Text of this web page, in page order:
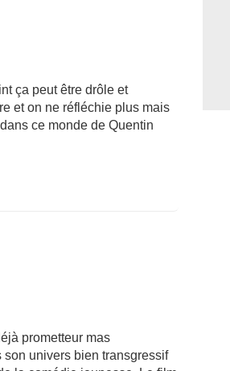
ça peut être drôle et
et on ne réfléchie plus mais
ce monde de Quentin
prometteur mas
univers bien transgressif